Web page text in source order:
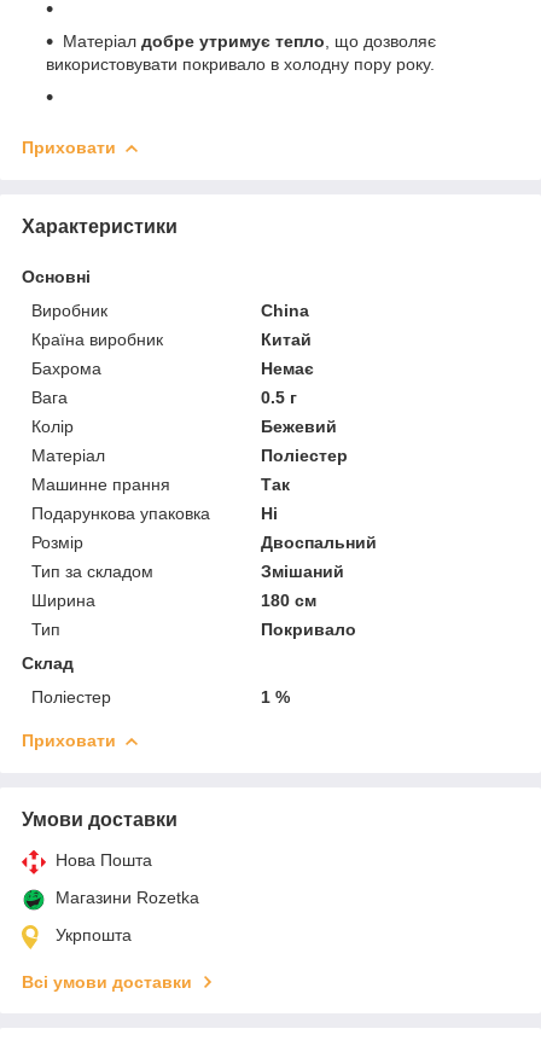
Матеріал добре утримує тепло , що дозволяє
використовувати покривало в холодну пору року.
Приховати
Характеристики
Основні
Виробник
China
Країна виробник
Китай
Бахрома
Немає
Вага
0.5 г
Колір
Бежевий
Матеріал
Поліестер
Машинне прання
Так
Подарункова упаковка
Ні
Розмір
Двоспальний
Тип за складом
Змішаний
Ширина
180 см
Тип
Покривало
Склад
Поліестер
1 %
Приховати
Умови доставки
Нова Пошта
Магазини Rozetka
Укрпошта
Всі умови доставки